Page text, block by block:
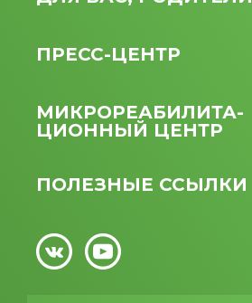
ПРЕСС-ЦЕНТР
МИКРО­РЕАБИЛИТА­
ЦИОННЫЙ ЦЕНТР
ПОЛЕЗНЫЕ ССЫЛКИ